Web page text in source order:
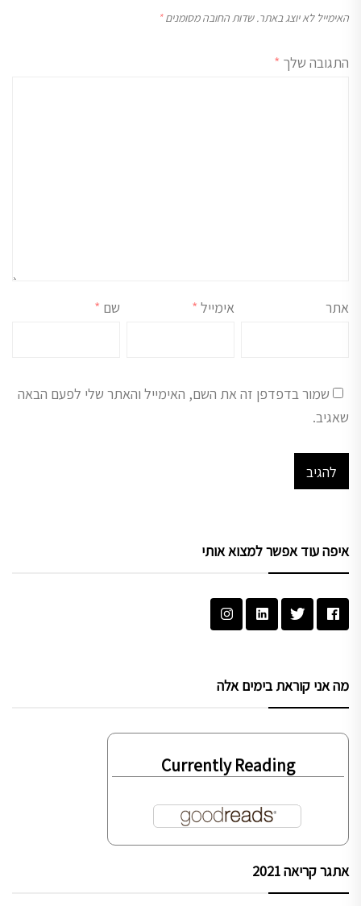
האימייל לא יוצג באתר. שדות החובה מסומנים*
התגובה שלך *
שם * אימייל * אתר
שמור בדפדפן זה את השם, האימייל והאתר שלי לפעם הבאה
שאגיב.
איפה עוד אפשר למצוא אותי
מה אני קוראת בימים אלה
Currently Reading
אתגר קריאה 2021